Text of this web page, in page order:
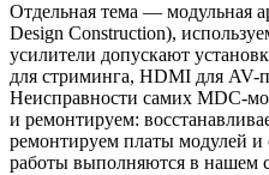
Отдельная тема — модульная
Design Construction),
усилители допускают
для стриминга, HDMI для
Неисправности самих MDC-
и ремонтируем:
ремонтируем платы модулей
работы выполняются в нашем